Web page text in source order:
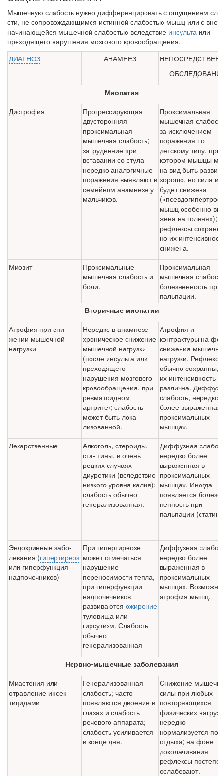
Мышечную слабость нужно дифференцировать с ощущением
сти, не сопровождающимся истинной слабостью мышц или с
начинающейся мышечной слабостью вследствие инсульта или
преходящего нарушения мозгового кровообращения.
ДИАГНОЗ
АНАМНЕЗ
Миопатия
Дистрофия
Прогрессирующая
двусторонняя
проксимальная
мышечная слабость;
за­труднение при
вставании со стула;
нередко анало­гичные
поражения выяв­ляют в
семейном анамнезе у
мальчиков.
Проксимальная
мышечная
за исключением
поражения по
детскому типу,
котором мышцы
на вид быть
хорошо, но сила
будет снижена
мышц особенно
жена на голенях);
рефлексы
но их
снижена.
Миозит
Проксимальные
мышеч­ная слабость и
боли.
Проксимальная
мышечная
болезненность
пальпации.
Вторичные миопатии
Атрофия при сни­
жении мышечной
нагрузки
Нередко в анамнезе
хрони­ческое снижение
мы­шечной нагрузки
(после инсульта или
преходящего
нарушения мозгового
кровообращения, при
ревматоидном
артрите); слабость
может быть лока­
лизованной.
Атрофия и
контрактуры на
снижения
нагрузки.
обычно
их интенсив­ность
различна.
слабость, нередко
более
проксимальных
мышцах.
Лекарственные
Алкоголь, стероиды,
ста- тины, в очень
редких слу­чаях —
диуретики (вслед­ствие
низкого уровня калия);
слабость обычно
генерализованная.
Диффузная
нередко более
выраженная в
проксимальных
мышцах. Иногда
появляется
ненность при
пальпации
Эндокринные забо­
левания (гипертиреоз
или гиперфунк­ция
надпочечников)
При гипертиреозе
может отмечаться
нарушение
переносимости тепла,
при гиперфункции
надпо­чечников
развиваются ожирение
туловища или
гирсутизм. Слабость
обычно
генерализованная
Диффузная
нередко более
выраженная в
проксимальных
мышцах.
атрофия мышц.
Нервно-мышечные заболевания
Миастения или
отравление инсек­
тицидами
Генерализованная
слабость; часто
появляются двоение в
глазах и сла­бость
речевого аппарата;
слабость усиливается
в конце дня.
Снижение
силы при любых
повторяющихся
физических
нередко
нормализуется
отдыха; на фоне
доколачи­вания
рефлексы
ослабевают.